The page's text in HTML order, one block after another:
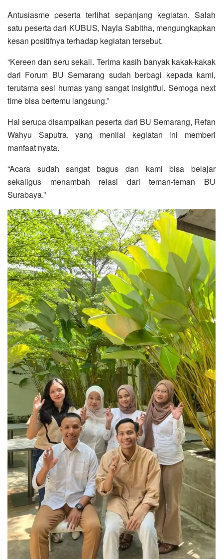
Antusiasme peserta terlihat sepanjang kegiatan. Salah
satu peserta dari KUBUS, Nayla Sabitha, mengungkapkan
kesan positifnya terhadap kegiatan tersebut.
“Kereen dan seru sekali. Terima kasih banyak kakak-kakak
dari Forum BU Semarang sudah berbagi kepada kami,
terutama sesi humas yang sangat insightful. Semoga next
time bisa bertemu langsung.”
Hal serupa disampaikan peserta dari BU Semarang, Refan
Wahyu Saputra, yang menilai kegiatan ini memberi
manfaat nyata.
“Acara sudah sangat bagus dan kami bisa belajar
sekaligus menambah relasi dari teman-teman BU
Surabaya.”